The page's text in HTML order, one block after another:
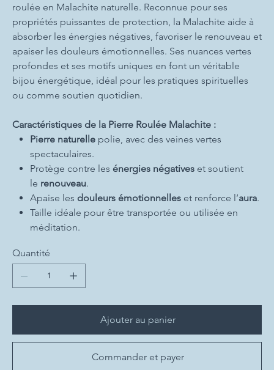
roulée en Malachite naturelle. Reconnue pour ses
propriétés puissantes de protection, la Malachite aide à
absorber les énergies négatives, favoriser le renouveau et
apaiser les douleurs émotionnelles. Ses nuances vertes
profondes et ses motifs uniques en font un véritable
bijou énergétique, idéal pour les pratiques spirituelles
ou comme soutien quotidien.
Caractéristiques de la Pierre Roulée Malachite :
Pierre naturellepolie, avec des veines vertes
spectaculaires.
Protège contre les énergies négativeset soutient
le renouveau.
Apaise les douleurs émotionnelleset renforce l’aura.
Taille idéale pour être transportée ou utilisée en
méditation.
Quantité
Ajouter au panier
Commander et payer